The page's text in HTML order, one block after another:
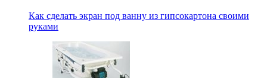
Как сделать экран под ванну из гипсокартона своими
руками